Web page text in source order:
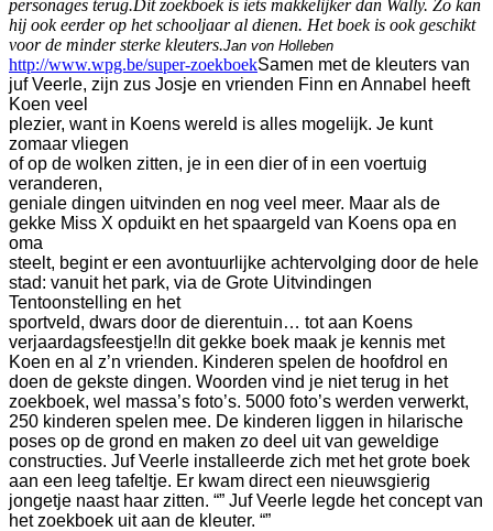
personages terug.Dit zoekboek is iets makkelijker dan Wally. Zo kan
hij ook eerder op het schooljaar al dienen. Het boek is ook geschikt
voor de minder sterke kleuters.Jan von Holleben
http://www.wpg.be/super-zoekboekSamen met de kleuters van
juf Veerle, zijn zus Josje en vrienden Finn en Annabel heeft
Koen veel
plezier, want in Koens wereld is alles mogelijk. Je kunt
zomaar vliegen
of op de wolken zitten, je in een dier of in een voertuig
veranderen,
geniale dingen uitvinden en nog veel meer. Maar als de
gekke Miss X opduikt en het spaargeld van Koens opa en
oma
steelt, begint er een avontuurlijke achtervolging door de hele
stad: vanuit het park, via de Grote Uitvindingen
Tentoonstelling en het
sportveld, dwars door de dierentuin… tot aan Koens
verjaardagsfeestje! In dit gekke boek maak je kennis met
Koen en al z’n vrienden. Kinderen spelen de hoofdrol en
doen de gekste dingen. Woorden vind je niet terug in het
zoekboek, wel massa’s foto’s. 5000 foto’s werden verwerkt,
250 kinderen spelen mee. De kinderen liggen in hilarische
poses op de grond en maken zo deel uit van geweldige
constructies. Juf Veerle installeerde zich met het grote boek
aan een leeg tafeltje. Er kwam direct een nieuwsgierig
jongetje naast haar zitten. “” Juf Veerle legde het concept van
het zoekboek uit aan de kleuter. “”